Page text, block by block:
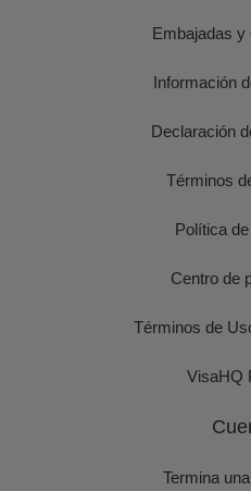
Embajadas y
Información
Declaración
Términos
Política
Centro de
Términos de
VisaHQ
Termina